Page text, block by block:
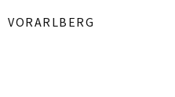
VORARLBERG